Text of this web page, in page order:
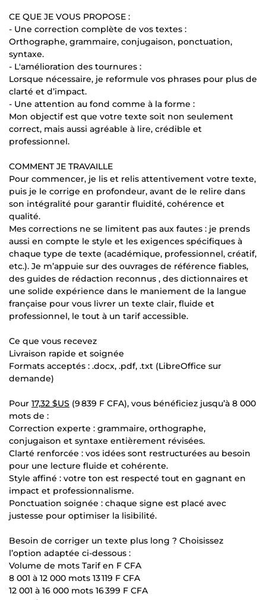
CE QUE JE VOUS PROPOSE :
- Une correction complète de vos textes :
Orthographe, grammaire, conjugaison, ponctuation,
syntaxe.
- L'amélioration des tournures :
Lorsque nécessaire, je reformule vos phrases pour plus de
clarté et d’impact.
- Une attention au fond comme à la forme :
Mon objectif est que votre texte soit non seulement
correct, mais aussi agréable à lire, crédible et
professionnel.
COMMENT JE TRAVAILLE
Pour commencer, je lis et relis attentivement votre texte,
puis je le corrige en profondeur, avant de le relire dans
son intégralité pour garantir fluidité, cohérence et
qualité.
Mes corrections ne se limitent pas aux fautes : je prends
aussi en compte le style et les exigences spécifiques à
chaque type de texte (académique, professionnel, créatif,
etc.). Je m’appuie sur des ouvrages de référence fiables,
des guides de rédaction reconnus , des dictionnaires et
une solide expérience dans le maniement de la langue
française pour vous livrer un texte clair, fluide et
professionnel, le tout à un tarif accessible.
Ce que vous recevez
Livraison rapide et soignée
Formats acceptés : .docx, .pdf, .txt (LibreOffice sur
demande)
Pour 17,32 $US (9 839 F CFA), vous bénéficiez jusqu’à 8 000
mots de :
Correction experte : grammaire, orthographe,
conjugaison et syntaxe entièrement révisées.
Clarté renforcée : vos idées sont restructurées au besoin
pour une lecture fluide et cohérente.
Style affiné : votre ton est respecté tout en gagnant en
impact et professionnalisme.
Ponctuation soignée : chaque signe est placé avec
justesse pour optimiser la lisibilité.
Besoin de corriger un texte plus long ? Choisissez
l’option adaptée ci-dessous :
Volume de mots Tarif en F CFA
8 001 à 12 000 mots 13 119 F CFA
12 001 à 16 000 mots 16 399 F CFA